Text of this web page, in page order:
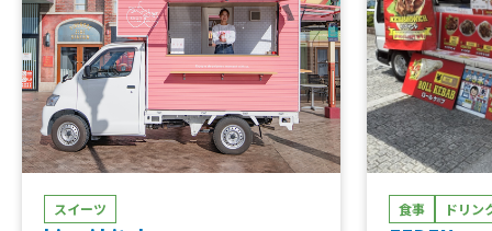
スイーツ 食事 ドリン